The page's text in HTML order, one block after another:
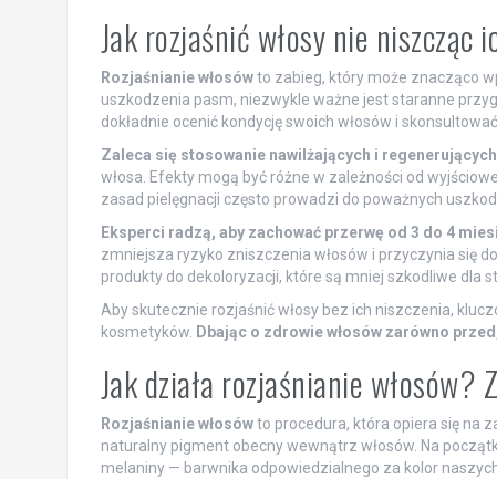
Jak rozjaśnić włosy nie
Rozjaśnianie włosówto zabieg, który może znacząco
uszkodzenia pasm, niezwykle ważne jest staranne
dokładnie ocenić kondycję swoich włosów i
Zaleca się stosowanie nawilżających i
włosa. Efekty mogą być różne w zależności od
zasad pielęgnacji często prowadzi do poważnych
Eksperci radzą, aby zachować przerwę od 3 do 4
zmniejsza ryzyko zniszczenia włosów i przyczynia się
produkty do dekoloryzacji, które są mniej szkodliwe dla
Aby skutecznie rozjaśnić włosy bez ich niszczenia,
kosmetyków. Dbając o zdrowie włosów zarówno
Jak działa rozjaśnianie
Rozjaśnianie włosówto procedura, która opiera się na
naturalny pigment obecny wewnątrz włosów. Na
melaniny — barwnika odpowiedzialnego za kolor